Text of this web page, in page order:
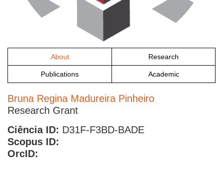
About Research
Publications Academic
Bruna Regina Madureira Pinheiro
Research Grant
Ciência ID: D31F-F3BD-BADE
Scopus ID:
OrcID: